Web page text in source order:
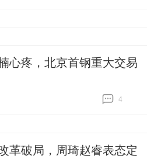
心疼，北京首钢重大交易
4
革破局，周琦赵睿表态定